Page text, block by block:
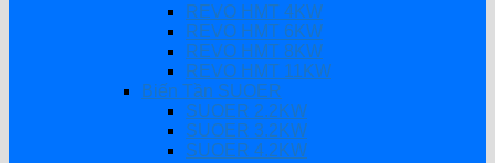
REVO HMT 4KW
REVO HMT 6KW
REVO HMT 8KW
REVO HMT 11KW
Biến Tần SUOER
SUOER 2.2KW
SUOER 3.2KW
SUOER 4.2KW